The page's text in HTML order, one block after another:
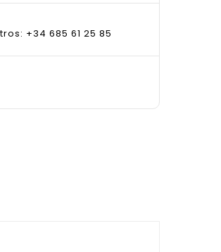
+34 685 61 25 85